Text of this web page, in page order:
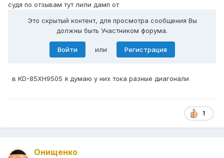
судя по отзывам тут лили дамп от
Это скрытый контент, для просмотра сообщения Вы
должны быть Участником форума.
Войти или Регистрация
в KD-85XH9505 я думаю у них тока разные диагонали
1
Онищенко